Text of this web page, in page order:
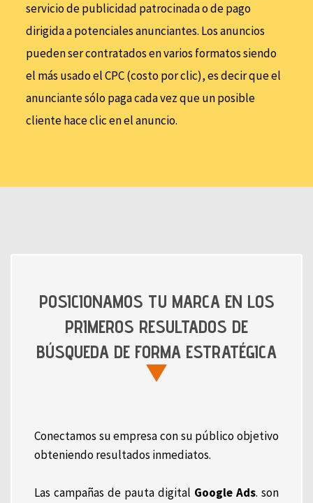
servicio de publicidad patrocinada o de pago
dirigida a potenciales anunciantes. Los anuncios
pueden ser contratados en varios formatos siendo
el más usado el CPC (costo por clic), es decir que el
anunciante sólo paga cada vez que un posible
cliente hace clic en el anuncio.
POSICIONAMOS TU MARCA EN LOS
PRIMEROS RESULTADOS DE
BÚSQUEDA DE FORMA ESTRATÉGICA
Conectamos su empresa con su público objetivo
obteniendo resultados inmediatos.
Las campañas de pauta digital Google Ads. son